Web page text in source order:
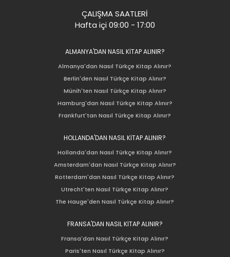
ÇALIŞMA SAATLERİ
Hafta içi 09:00 - 17:00
ALMANYA'DAN NASIL KİTAP ALINIR?
Almanya'dan Nasıl Türkçe Kitap Alınır?
Berlin'den Nasıl Türkçe Kitap Alınır?
Münih'ten Nasıl Türkçe Kitap Alınır?
Hamburg'dan Nasıl Türkçe Kitap Alınır?
Frankfurt'tan Nasıl Türkçe Kitap Alınır?
HOLLANDA'DAN NASIL KİTAP ALINIR?
Hollanda'dan Nasıl Türkçe Kitap Alınır?
Amsterdam'dan Nasıl Türkçe Kitap Alınır?
Rotterdam'dan Nasıl Türkçe Kitap Alınır?
Utrecht'ten Nasıl Türkçe Kitap Alınır?
The Hauge'den Nasıl Türkçe Kitap Alınır?
FRANSA'DAN NASIL KİTAP ALINIR?
Fransa'dan Nasıl Türkçe Kitap Alınır?
Paris'ten Nasıl Türkçe Kitap Alınır?